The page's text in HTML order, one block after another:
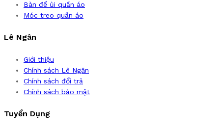
Bàn để ủi quần áo
Móc treo quần áo
Lê Ngân
Giới thiệu
Chính sách Lê Ngân
Chính sách đổi trả
Chính sách bảo mật
Tuyển Dụng